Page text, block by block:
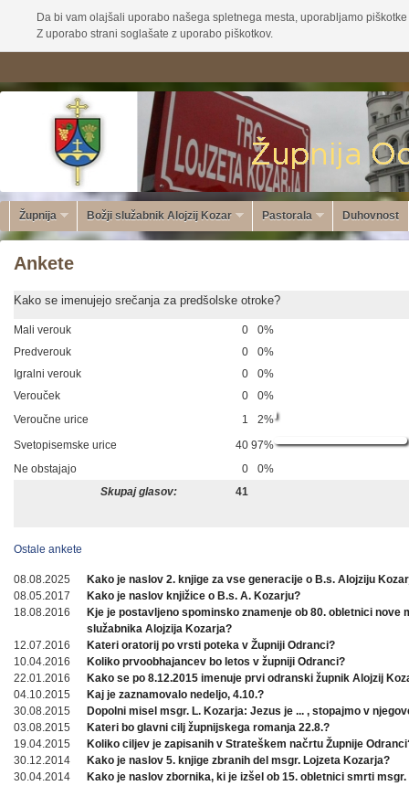
Da bi vam olajšali uporabo našega spletnega mesta, uporabljamo
Z uporabo strani soglašate z uporabo piškotkov.
Župnija Božji služabnik Alojzij Kozar Pastorala Duhovnost
Ankete
Kako se imenujejo srečanja za predšolske otroke?
Mali verouk 0
0%
Predverouk
0
0%
Igralni verouk
0
0%
Verouček
0
0%
Veroučne urice
1
2%
Svetopisemske urice
40 97%
Ne obstajajo
0
0%
Skupaj glasov:
41
Ostale ankete
08.08.2025
Kako je naslov 2. knjige za vse generacije o B.s. Alojziju
08.05.2017
Kako je naslov knjižice o B.s. A. Kozarju?
18.08.2016
Kje je postavljeno spominsko znamenje ob 80. obletnici nove
služabnika Alojzija Kozarja?
12.07.2016
Kateri oratorij po vrsti poteka v Župniji Odranci?
10.04.2016
Koliko prvoobhajancev bo letos v župniji Odranci?
22.01.2016
Kako se po 8.12.2015 imenuje prvi odranski župnik Alojzij
04.10.2015
Kaj je zaznamovalo nedeljo, 4.10.?
30.08.2015
Dopolni misel msgr. L. Kozarja: Jezus je ... , stopajmo v
03.08.2015
Kateri bo glavni cilj župnijskega romanja 22.8.?
19.04.2015
Koliko ciljev je zapisanih v Strateškem načrtu Župnije
30.12.2014
Kako je naslov 5. knjige zbranih del msgr. Lojzeta Kozarja?
30.04.2014
Kako je naslov zbornika, ki je izšel ob 15. obletnici smrti msgr.